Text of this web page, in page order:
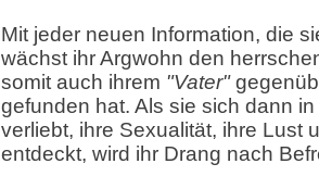
Mit jeder neuen Information, die
wächst ihr Argwohn den
somit auch ihrem "Vater"
gefunden hat. Als sie sich dann
verliebt, ihre Sexualität, ihre Lust
entdeckt, wird ihr Drang nach